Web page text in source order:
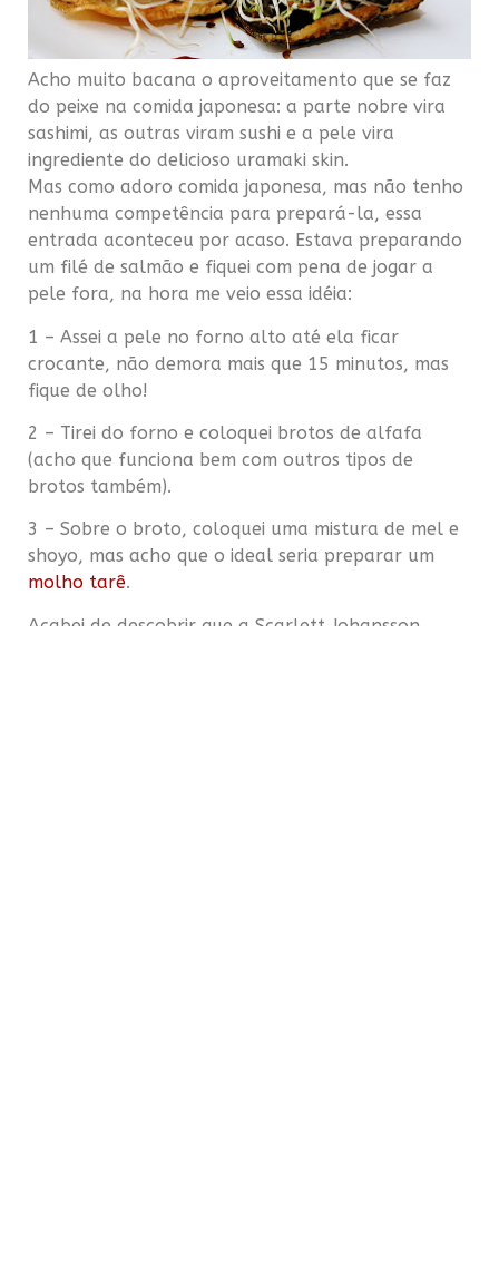
Acho muito bacana o aproveitamento que se faz
do peixe na comida japonesa: a parte nobre vira
sashimi, as outras viram sushi e a pele vira
ingrediente do delicioso uramaki skin.
Mas como adoro comida japonesa, mas não tenho
nenhuma competência para prepará-la, essa
entrada aconteceu por acaso. Estava preparando
um filé de salmão e fiquei com pena de jogar a
pele fora, na hora me veio essa idéia:
1 – Assei a pele no forno alto até ela ficar
crocante, não demora mais que 15 minutos, mas
fique de olho!
2 – Tirei do forno e coloquei brotos de alfafa
(acho que funciona bem com outros tipos de
brotos também).
3 – Sobre o broto, coloquei uma mistura de mel e
shoyo, mas acho que o ideal seria preparar um
molho tarê.
Acabei de descobrir que a Scarlett Johansson